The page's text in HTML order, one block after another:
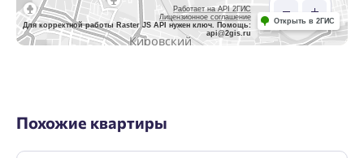
Работает на API 2ГИС
Лицензионное соглашение
Для корректной работы Raster JS API нужен ключ. Помощь:
api@2gis.ru
Открыть в 2ГИС
Похожие квартиры